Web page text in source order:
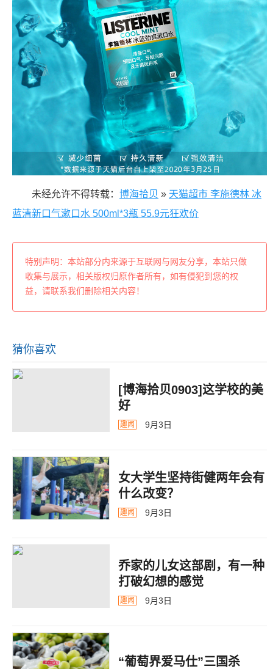
未经允许不得转载： 博海拾贝 » 天猫超市 李施德林 冰
蓝清新口气漱口水 500ml*3瓶 55.9元狂欢价
特别声明：本站部分内来源于互联网与网友分享，本站只做
收集与展示，相关版权归原作者所有，如有侵犯到您的权
益，请联系我们删除相关内容！
猜你喜欢
[博海拾贝0903]这学校的美
好
趣闻 9月3日
女大学生坚持街健两年会有
什么改变？
趣闻 9月3日
乔家的儿女这部剧，有一种
打破幻想的感觉
趣闻 9月3日
“葡萄界爱马仕”三国杀